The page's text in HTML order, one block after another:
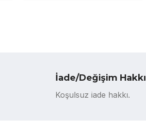
İade/Değişim Hakkı
Koşulsuz iade hakkı.